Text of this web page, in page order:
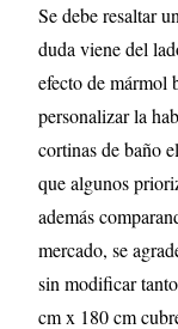
Se debe resaltar
duda viene del
efecto de mármol
personalizar la
cortinas de baño
que algunos
además
mercado, se
sin modificar
cm x 180 cm